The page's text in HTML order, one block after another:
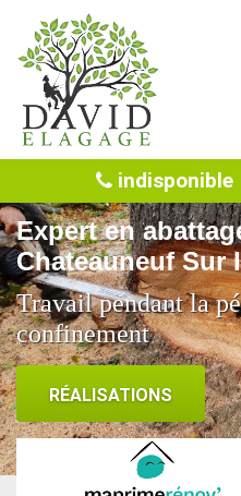
indisponible
Expert en
Chateauneuf Sur
Travail pendant la
confinement
RÉALISATIONS